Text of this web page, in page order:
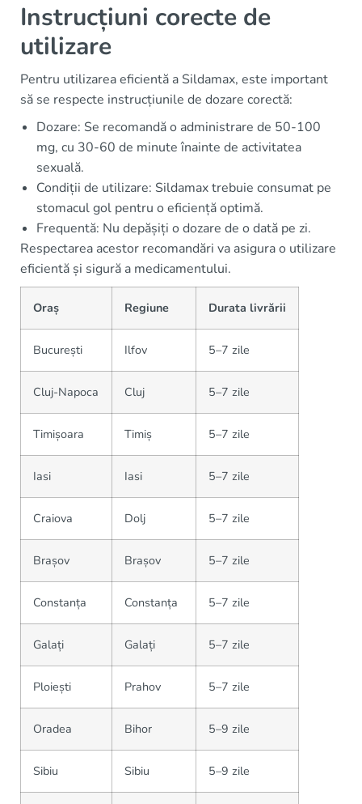
Instrucțiuni corecte de
utilizare
Pentru utilizarea eficientă a Sildamax, este important
să se respecte instrucțiunile de dozare corectă:
Dozare: Se recomandă o administrare de 50-100
mg, cu 30-60 de minute înainte de activitatea
sexuală.
Condiții de utilizare: Sildamax trebuie consumat pe
stomacul gol pentru o eficiență optimă.
Frequentă: Nu depășiți o dozare de o dată pe zi.
Respectarea acestor recomandări va asigura o utilizare
eficientă și sigură a medicamentului.
Oraș Regiune Durata livrării
București Ilfov 5–7 zile
Cluj-Napoca Cluj 5–7 zile
Timișoara Timiș 5–7 zile
Iasi Iasi 5–7 zile
Craiova Dolj 5–7 zile
Brașov Brașov 5–7 zile
Constanța Constanța 5–7 zile
Galați Galați 5–7 zile
Ploiești Prahov 5–7 zile
Oradea Bihor 5–9 zile
Sibiu Sibiu 5–9 zile